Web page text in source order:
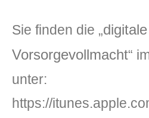
Sie finden die „digitale
Vorsorgevollmacht“
unter:
https://